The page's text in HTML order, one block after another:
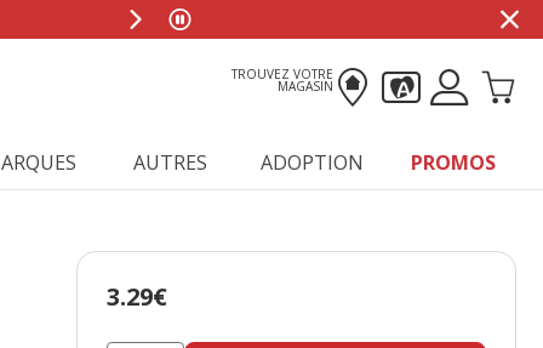
TROUVEZ VOTRE
MAGASIN
AUTRES ADOPTION PROMOS
Prix 3.29€
3.29€